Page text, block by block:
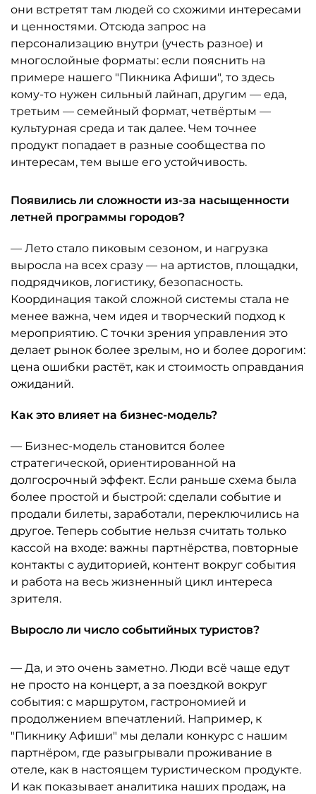
они встретят там людей со схожими интересами
и ценностями. Отсюда запрос на
персонализацию внутри (учесть разное) и
многослойные форматы: если пояснить на
примере нашего "Пикника Афиши", то здесь
кому-то нужен сильный лайнап, другим — еда,
третьим — семейный формат, четвёртым —
культурная среда и так далее. Чем точнее
продукт попадает в разные сообщества по
интересам, тем выше его устойчивость.
Появились ли сложности из-за насыщенности
летней программы городов?
— Лето стало пиковым сезоном, и нагрузка
выросла на всех сразу — на артистов, площадки,
подрядчиков, логистику, безопасность.
Координация такой сложной системы стала не
менее важна, чем идея и творческий подход к
мероприятию. С точки зрения управления это
делает рынок более зрелым, но и более дорогим:
цена ошибки растёт, как и стоимость оправдания
ожиданий.
Как это влияет на бизнес-модель?
— Бизнес-модель становится более
стратегической, ориентированной на
долгосрочный эффект. Если раньше схема была
более простой и быстрой: сделали событие и
продали билеты, заработали, переключились на
другое. Теперь событие нельзя считать только
кассой на входе: важны партнёрства, повторные
контакты с аудиторией, контент вокруг события
и работа на весь жизненный цикл интереса
зрителя.
Выросло ли число событийных туристов?
— Да, и это очень заметно. Люди всё чаще едут
не просто на концерт, а за поездкой вокруг
события: с маршрутом, гастрономией и
продолжением впечатлений. Например, к
"Пикнику Афиши" мы делали конкурс с нашим
партнёром, где разыгрывали проживание в
отеле, как в настоящем туристическом продукте.
И как показывает аналитика наших продаж, на